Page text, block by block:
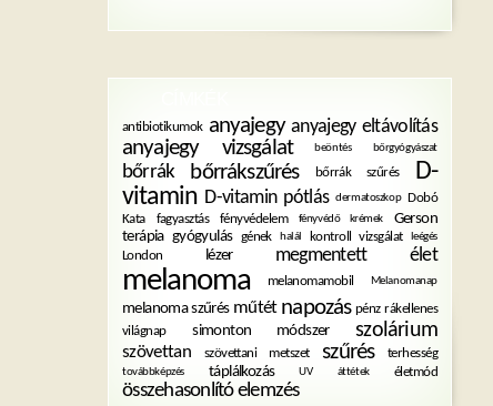
antibiotikumok anyajegy anyajegy eltávolítás
anyajegy vizsgálat beöntés bőrgyógyászat
bőrrák bőrrákszűrés bőrrák szűrés
D-
vitamin D-vitamin pótlás dermatoszkop Dobó
Kata
fagyasztás fényvédelem fényvédő krémek
Gerson
terápia gyógyulás gének halál kontroll vizsgálat leégés
London lézer megmentett élet
melanoma melanomamobil Melanomanap
melanoma szűrés műtét napozás pénz rákellenes
világnap
simonton módszer szolárium
szövettan szövettani metszet szűrés terhesség
továbbképzés táplálkozás UV áttétek életmód
összehasonlító elemzés